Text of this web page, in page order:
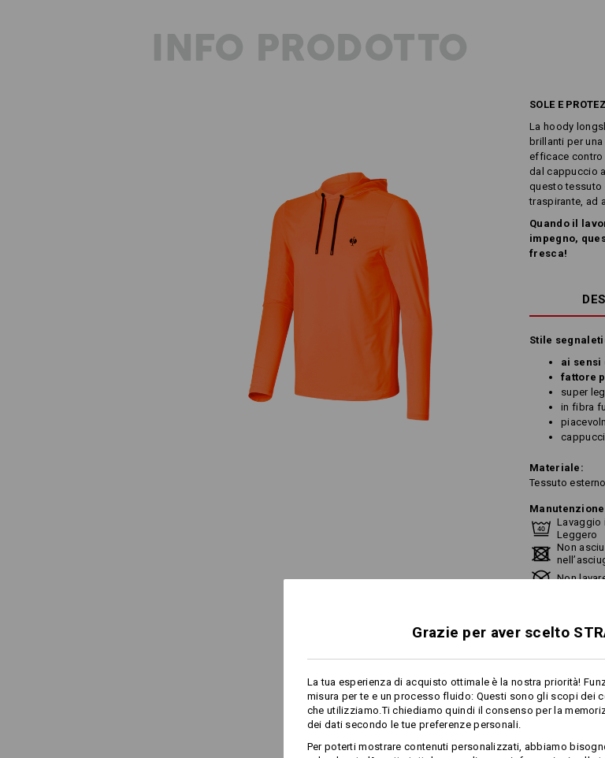
INFO PRODOTTO
SOLE E
La hoody
brillanti per
efficace contro
dal cappuccio
questo tessuto
traspirante, ad
Quando il
impegno,
fresca!
Stile
ai sensi
fattore
super
in fibra
Materiale:
Tessuto esterno
Lavaggio
Leggero
Non
Non
Clicca sul
di più
Grazie per aver scelto
La tua esperienza di acquisto ottimale è la nostra priorità!
misura per te e un processo fluido: Questi sono gli scopi dei
che utilizziamo.Ti chiediamo quindi il consenso per la
dei dati secondo le tue preferenze personali.
Per poterti mostrare contenuti personalizzati, abbiamo